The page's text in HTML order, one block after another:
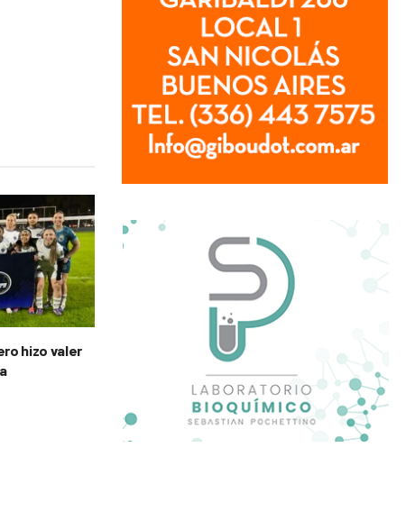
hizo valer